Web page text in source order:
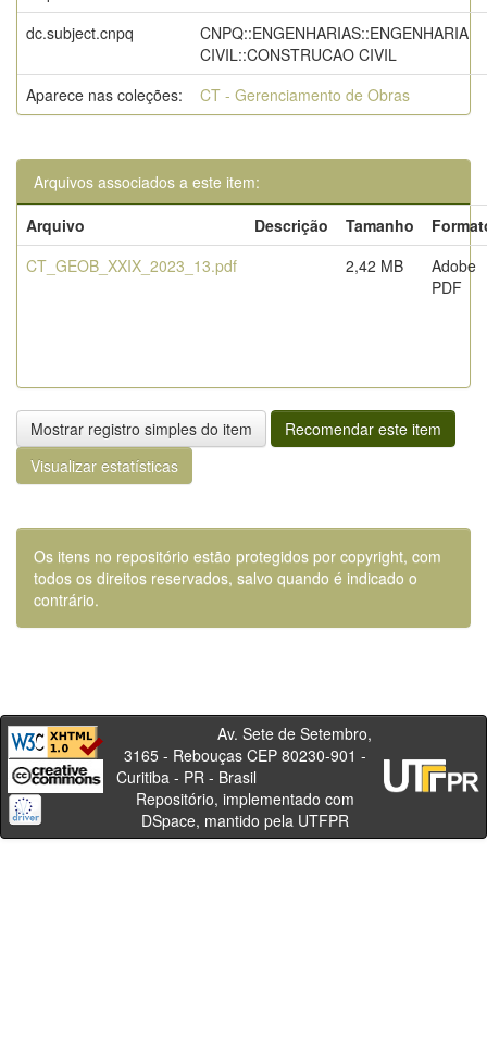
dc.subject.cnpq
CNPQ::ENGENHARIAS::ENGENHARIA
CIVIL::CONSTRUCAO CIVIL
Aparece nas coleções:
CT - Gerenciamento de Obras
Arquivos associados a este item:
Arquivo
Descrição Tamanho
CT_GEOB_XXIX_2023_13.pdf
2,42 MB
Adobe
PDF
Mostrar registro simples do item
Recomendar este item
Visualizar estatísticas
Os itens no repositório estão protegidos por copyright, com
todos os direitos reservados, salvo quando é indicado o
contrário.
Av. Sete de Setembro,
3165 - Rebouças CEP 80230-901 -
Curitiba - PR - Brasil
Repositório, implementado com
DSpace, mantido pela UTFPR